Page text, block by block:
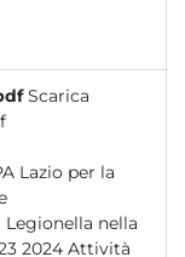
Scarica
per la